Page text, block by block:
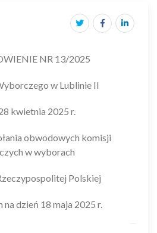
NR 13/2025
w Lublinie II
kwietnia 2025 r.
obwodowych komisji
w wyborach
Polskiej
na dzień 18 maja 2025 r.